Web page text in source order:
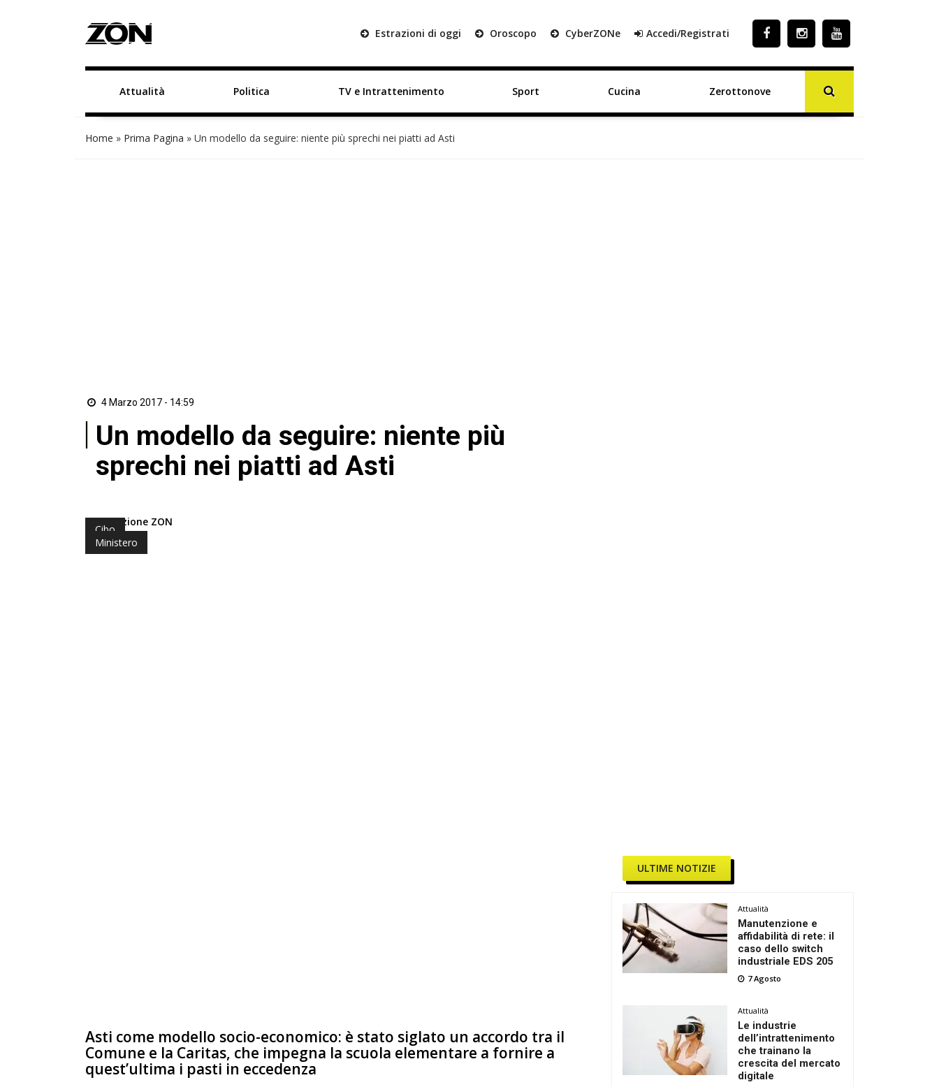
Estrazioni di oggi Oroscopo CyberZONe Accedi/Registrati
Attualità Politica TV e Intrattenimento Sport Cucina Zerottonove
Home » Prima Pagina » Un modello da seguire: niente più sprechi nei piatti ad Asti
4 Marzo 2017 - 14:59
Un modello da seguire: niente più
sprechi nei piatti ad Asti
Cibo
Ministero
di Redazione ZON
Asti come modello socio-economico: è stato siglato un accordo tra il
Comune e la Caritas, che impegna la scuola elementare a fornire a
quest’ultima i pasti in eccedenza
ULTIME NOTIZIE
Attualità
Manutenzione e
affidabilità di rete: il
caso dello switch
industriale EDS 205
7 Agosto
Attualità
Le industrie
dell’intrattenimento
che trainano la
crescita del mercato
digitale